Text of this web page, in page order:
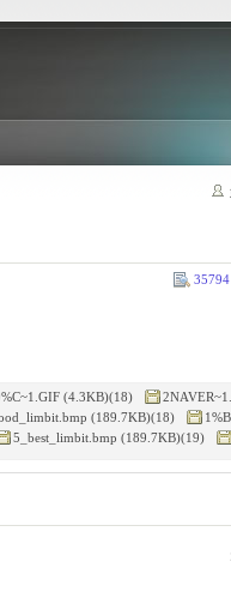
35794
(4.3KB)(18)
(189.7KB)(18)
5_best_limbit.bmp (189.7KB)(19)